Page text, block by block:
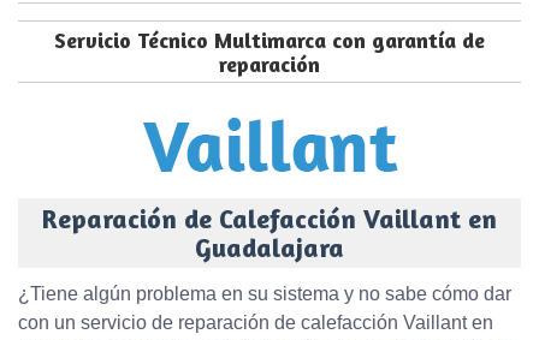
Servicio Técnico Multimarca con garantía de
reparación
Reparación de Calefacción Vaillant en
Guadalajara
¿Tiene algún problema en su sistema y no sabe cómo dar
con un servicio de reparación de calefacción Vaillant en